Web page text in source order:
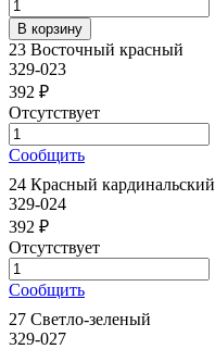
23 Восточный красный
329-023
392 ₽
Отсутствует
Сообщить
24 Красный кардинальский
329-024
392 ₽
Отсутствует
Сообщить
27 Светло-зеленый
329-027